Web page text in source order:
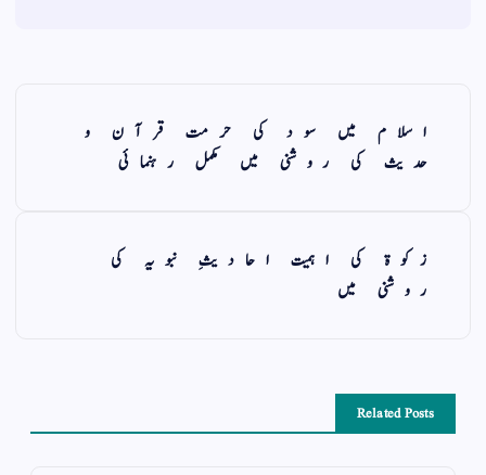
اسلام میں سود کی حرمت قرآن و
حدیث کی روشنی میں مکمل رہنمائی
زکوة کی اہمیت احادیثِ نبویہ کی
روشنی میں
Related Posts